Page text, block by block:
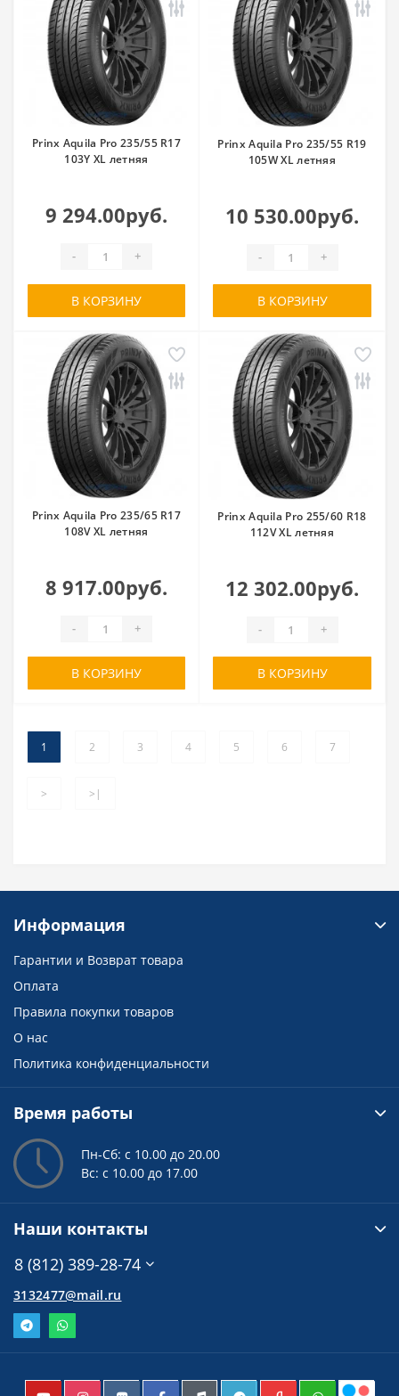
Prinx Aquila Pro 235/55 R17
103Y XL летняя
9 294.00руб.
- +
В КОРЗИНУ
Prinx Aquila Pro 235/55 R19
105W XL летняя
10 530.00руб.
- +
В КОРЗИНУ
Prinx Aquila Pro 235/65 R17
108V XL летняя
8 917.00руб.
- +
В КОРЗИНУ
Prinx Aquila Pro 255/60 R18
112V XL летняя
12 302.00руб.
- +
В КОРЗИНУ
1 2 3 4 5 6 7
> >|
Информация
Гарантии и Возврат товара
Оплата
Правила покупки товаров
О нас
Политика конфиденциальности
Время работы
Пн-Сб: с 10.00 до 20.00
Вс: с 10.00 до 17.00
Наши контакты
8 (812) 389-28-74
3132477@mail.ru